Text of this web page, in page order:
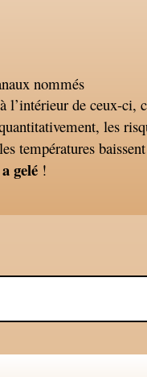
nommés
l’intérieur de ceux-ci,
les
températures
gelé !